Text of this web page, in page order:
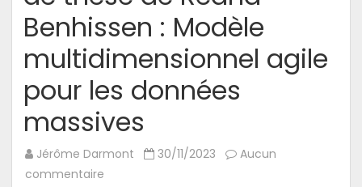
Benhissen : Modèle
multidimensionnel agile
pour les données
massives
Jérôme Darmont 30/11/2023
Aucun
commentaire